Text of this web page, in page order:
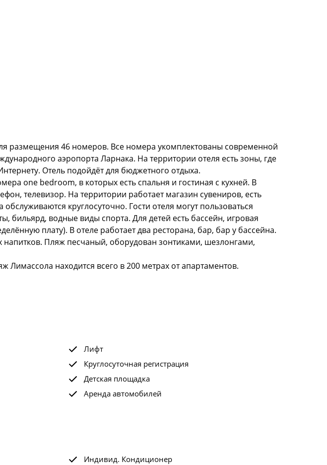
размещения 46 номеров. Все номера укомплектованы современной
аэропорта Ларнака. На территории отеля есть зоны, где
Отель подойдёт для бюджетного отдыха.
one bedroom, в которых есть спальня и гостиная с кухней. В
телевизор. На территории работает магазин сувениров, есть
круглосуточно. Гости отеля могут пользоваться
бильярд, водные виды спорта. Для детей есть бассейн, игровая
плату). В отеле работает два ресторана, бар, бар у бассейна.
Пляж песчаный, оборудован зонтиками, шезлонгами,
находится всего в 200 метрах от апартаментов.
Лифт
Круглосуточная регистрация
Детская площадка
Аренда автомобилей
Индивид. Кондиционер